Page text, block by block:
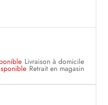
Livraison à domicile
Retrait en magasin